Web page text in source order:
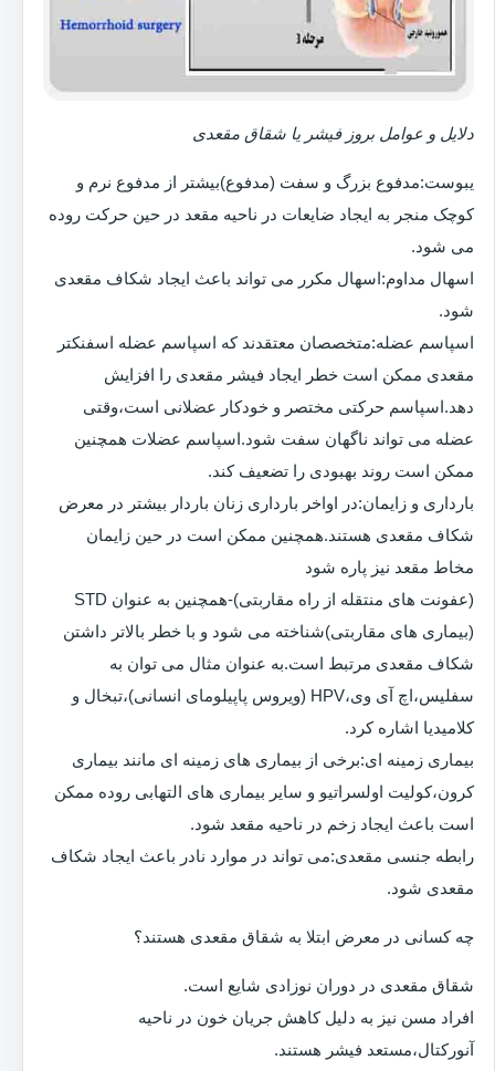
دلایل و عوامل بروز فیشر یا شقاق مقعدی
یبوست:مدفوع بزرگ و سفت (مدفوع)بیشتر از مدفوع نرم و
کوچک منجر به ایجاد ضایعات در ناحیه مقعد در حین حرکت روده
می شود.
اسهال مداوم:اسهال مکرر می تواند باعث ایجاد شکاف مقعدی
شود.
اسپاسم عضله:متخصصان معتقدند که اسپاسم عضله اسفنکتر
مقعدی ممکن است خطر ایجاد فیشر مقعدی را افزایش
دهد.اسپاسم حرکتی مختصر و خودکار عضلانی است،وقتی
عضله می تواند ناگهان سفت شود.اسپاسم عضلات همچنین
ممکن است روند بهبودی را تضعیف کند.
بارداری و زایمان:در اواخر بارداری زنان باردار بیشتر در معرض
شکاف مقعدی هستند.همچنین ممکن است در حین زایمان
مخاط مقعد نیز پاره شود
(عفونت های منتقله از راه مقاربتی)-همچنین به عنوان STD
(بیماری های مقاربتی)شناخته می شود و با خطر بالاتر داشتن
شکاف مقعدی مرتبط است.به عنوان مثال می توان به
سفلیس،اچ آی وی،HPV (ویروس پاپیلومای انسانی)،تبخال و
کلامیدیا اشاره کرد.
بیماری زمینه ای:برخی از بیماری های زمینه ای مانند بیماری
کرون،کولیت اولسراتیو و سایر بیماری های التهابی روده ممکن
است باعث ایجاد زخم در ناحیه مقعد شود.
رابطه جنسی مقعدی:می تواند در موارد نادر باعث ایجاد شکاف
مقعدی شود.
چه کسانی در معرض ابتلا به شقاق مقعدی هستند؟
شقاق مقعدی در دوران نوزادی شایع است.
افراد مسن نیز به دلیل کاهش جریان خون در ناحیه
آنورکتال،مستعد فیشر هستند.